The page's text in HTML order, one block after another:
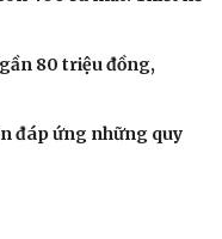
2026 có thay đổi ở